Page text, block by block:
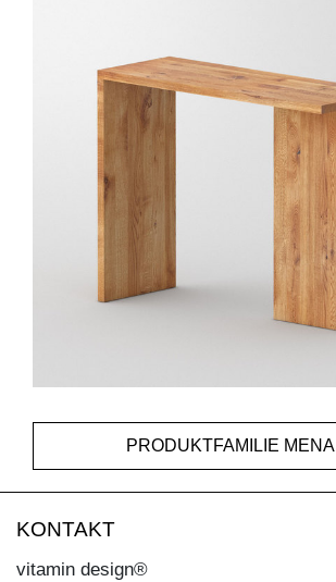
PRODUKTFAMILIE MENA
KONTAKT
vitamin design®